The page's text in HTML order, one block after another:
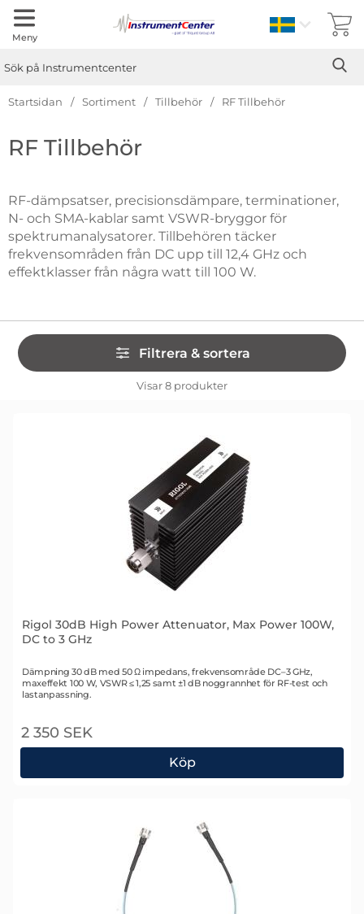
Meny Sverige
Startsidan Sortiment Tillbehör RF Tillbehör
till
RF Tillbehör
RF-dämpsatser, precisionsdämpare, terminationer,
N- och SMA-kablar samt VSWR-bryggor för
spektrumanalysatorer. Tillbehören täcker
frekvensområden från DC upp till 12,4 GHz och
effektklasser från några watt till 100 W.
Hoppa
över
filtersektionen
Filtrera & sortera
Filtrera & sorteraVisar 8 produkter
Rigol 30dB High Power Attenuator, Max Power 100W,
DC to 3 GHz
Art. nr 1721
Dämpning 30 dB med 50 Ω impedans, frekvensområde DC–3 GHz,
maxeffekt 100 W, VSWR ≤ 1,25 samt ±1 dB noggrannhet för RF-test och
lastanpassning.
2 350 SEK
Köp
Rigol 30dB High Power Attenuator, Max Power